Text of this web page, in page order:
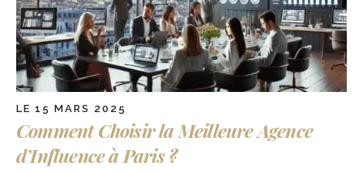
LE 15 MARS 2025
Comment Choisir la Meilleure Agence
d’Influence à Paris ?